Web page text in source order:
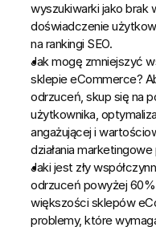
wyszukiwarki jako brak
doświadczenie
na rankingi SEO.
Jak mogę zmniejszyć
sklepie eCommerce?
odrzuceń, skup się na
użytkownika,
angażującej i
działania
Jaki jest zły
odrzuceń powyżej
większości sklepów
problemy, które